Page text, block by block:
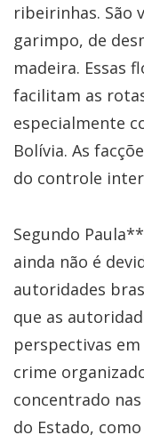
ribeirinhas. São
garimpo, de
madeira. Essas
facilitam as
especialmente
Bolívia. As
do controle
Segundo
ainda não é
autoridades
que as
perspectivas
crime
concentrado
do Estado,